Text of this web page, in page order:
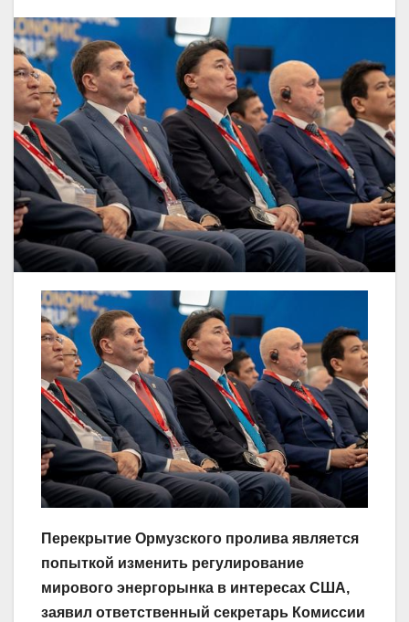
Перекрытие Ормузского пролива является
попыткой изменить регулирование
мирового энергорынка в интересах США,
заявил ответственный секретарь Комиссии